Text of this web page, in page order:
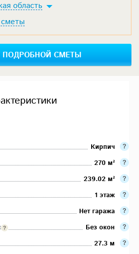
область
ПОДРОБНОЙ СМЕТЫ
Кирпич
270 м²
239.02 м²
1 этаж
Нет гаража
Без окон
27.3 м